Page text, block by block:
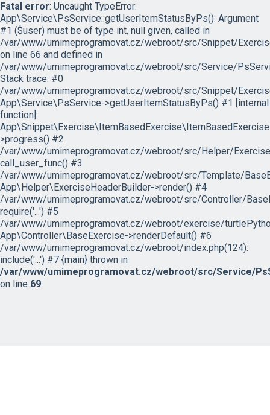
Fatal error: Uncaught TypeError:
App\Service\PsService::getUserItemStatusByPs(): Argument
#1 ($user) must be of type int, null given, called in
/var/www/umimeprogramovat.cz/webroot/src/Snippet/
on line 66 and defined in
/var/www/umimeprogramovat.cz/webroot/src/Service/
Stack trace: #0
/var/www/umimeprogramovat.cz/webroot/src/Snippet/
App\Service\PsService->getUserItemStatusByPs() #1 [internal
function]:
>progress() #2
/var/www/umimeprogramovat.cz/webroot/src/Helper/
call_user_func() #3
/var/www/umimeprogramovat.cz/webroot/src/Template/
App\Helper\ExerciseHeaderBuilder->render() #4
/var/www/umimeprogramovat.cz/webroot/src/Controller/
require('...') #5
/var/www/umimeprogramovat.cz/webroot/exercise/
App\Controller\BaseExercise->renderDefault() #6
/var/www/umimeprogramovat.cz/webroot/index.php(124):
include('...') #7 {main} thrown in
/var/www/umimeprogramovat.cz/webroot/src/Service/
on line 69